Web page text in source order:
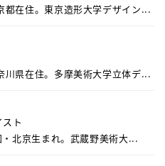
都在住。東京造形大学デザイン...
川県在住。多摩美術大学立体デ...
ト
北京生まれ。武蔵野美術大...